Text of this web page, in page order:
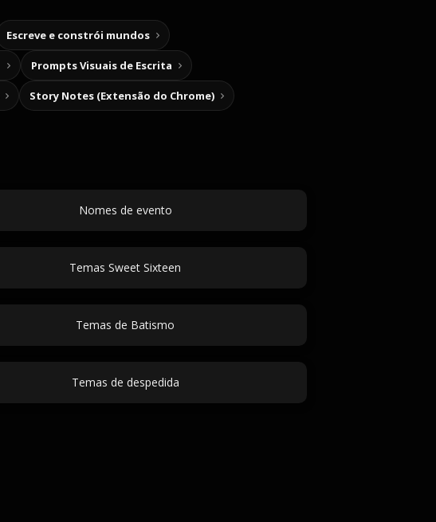
Escreve e constrói mundos
Prompts Visuais de Escrita
Story Notes (Extensão do Chrome)
Nomes de evento
Temas Sweet Sixteen
Temas de Batismo
Temas de despedida